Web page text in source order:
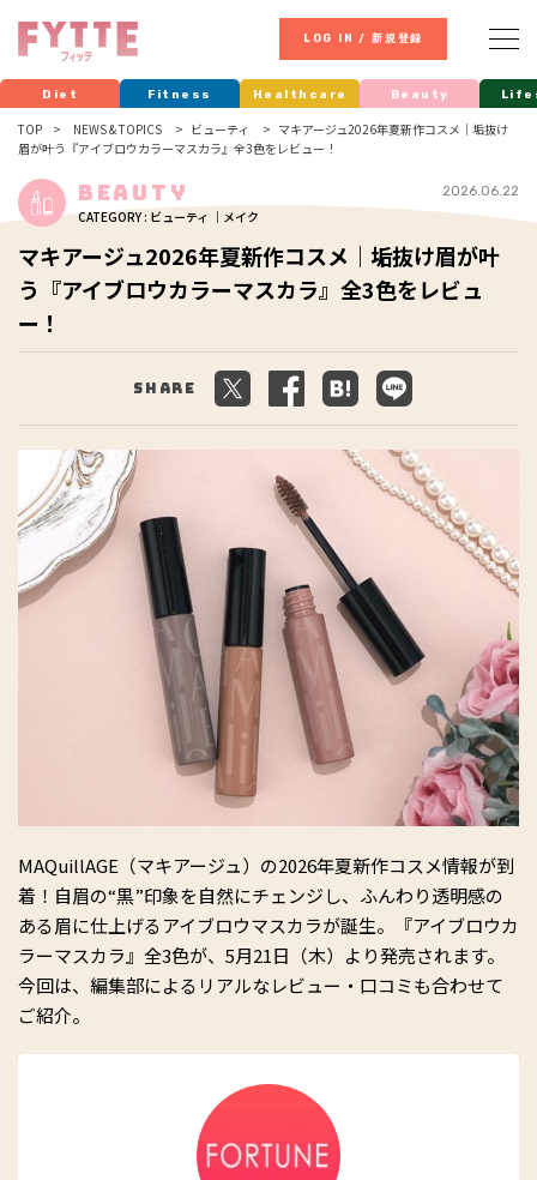
LOG IN / 新規登録
Diet Fitness Healthcare Beauty
TOP NEWS & TOPICS ビューティ
マキアージュ2026年夏新作コスメ｜垢抜け
眉が叶う『アイブロウカラーマスカラ』全3色をレビュー！
Beauty
CATEGORY : ビューティ ｜メイク
2026.06.22
マキアージュ2026年夏新作コスメ｜垢抜け眉が叶
う『アイブロウカラーマスカラ』全3色をレビュ
ー！
Share
MAQuillAGE（マキアージュ）の2026年夏新作コスメ情報が到
着！自眉の“黒”印象を自然にチェンジし、ふんわり透明感の
ある眉に仕上げるアイブロウマスカラが誕生。『アイブロウカ
ラーマスカラ』全3色が、5月21日（木）より発売されます。
今回は、編集部によるリアルなレビュー・口コミも合わせて
ご紹介。